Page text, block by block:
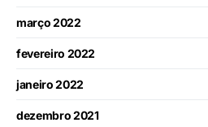
março 2022
fevereiro 2022
janeiro 2022
dezembro 2021